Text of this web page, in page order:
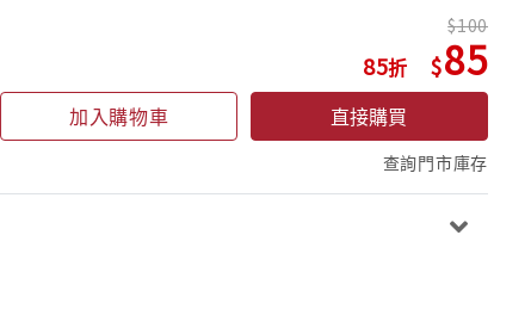
85
100
85
加入購物車 直接購買
查詢門市庫存